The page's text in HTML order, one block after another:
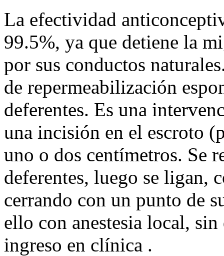
La efectividad
99.5%, ya que detiene la
por sus conductos
de repermeabilización
deferentes. Es una
una incisión en el escroto
uno o dos centímetros. Se
deferentes, luego se ligan,
cerrando con un punto de
ello con anestesia local,
ingreso en clínica .